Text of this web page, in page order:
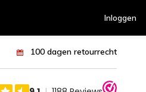
Inloggen
100 dagen retourrecht